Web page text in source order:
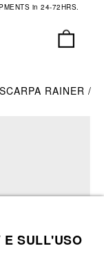
in 24-72HRS.
SCARPA RAINER
E SULL'USO